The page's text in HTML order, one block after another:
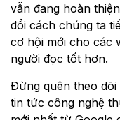
vẫn đang hoàn
đổi cách chúng ta
cơ hội mới cho các
người đọc tốt hơn.
Đừng quên theo dõi
tin tức công nghệ